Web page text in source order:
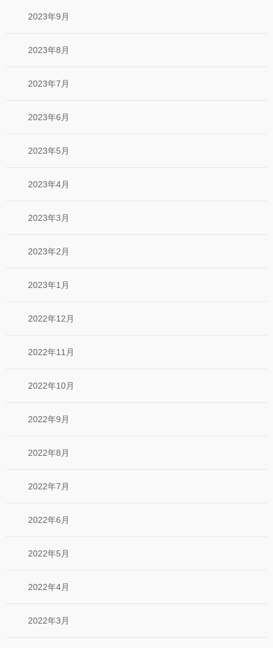
2023年9月
2023年8月
2023年7月
2023年6月
2023年5月
2023年4月
2023年3月
2023年2月
2023年1月
2022年12月
2022年11月
2022年10月
2022年9月
2022年8月
2022年7月
2022年6月
2022年5月
2022年4月
2022年3月